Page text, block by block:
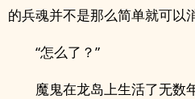
的兵魂并不是那么简单就可以
“怎么了？”
魔鬼在龙岛上生活了无数